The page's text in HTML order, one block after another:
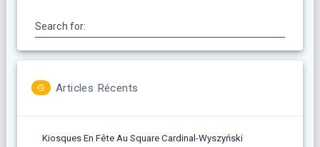
Search for:
Articles Récents
Kiosques En Fête Au Square Cardinal-Wyszyński